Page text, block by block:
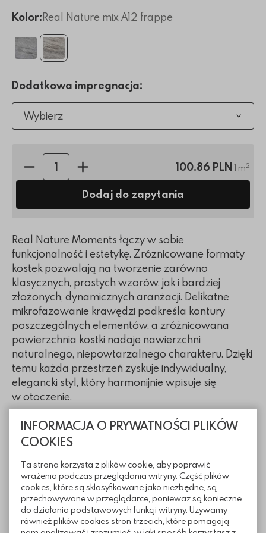
INFORMACJA O PRYWATNOŚCI PLIKÓW
COOKIES
Ta strona korzysta z plików cookie, aby poprawić
wrażenia podczas przeglądania witryny. Część plików
cookies, które są sklasyfikowane jako niezbędne, są
przechowywane w przeglądarce, ponieważ są konieczne
do działania podstawowych funkcji witryny. Używamy
również plików cookies stron trzecich, które pomagają
Kolor:Real Nature mix A12 frappe
Dodatkowa impregnacja:
Wybierz
Ilość sztuk: 100.86 PLN 1 m2
Dodaj do zapytania
Real Nature Moments łączy w sobie
funkcjonalność i estetykę. Zróżnicowane formaty
kostek pozwalają na tworzenie zarówno
klasycznych, prostych wzorów, jak i bardziej
złożonych, dynamicznych aranżacji. Delikatne
mikrofazowanie krawędzi podkreśla kontury
poszczególnych elementów, a zróżnicowana
powierzchnia kostki nadaje nawierzchni
naturalnego, niepowtarzalnego charakteru. Dzięki
temu każda przestrzeń zyskuje indywidualny,
elegancki styl, który harmonijnie wpisuje się
w otoczenie.
Wymiary